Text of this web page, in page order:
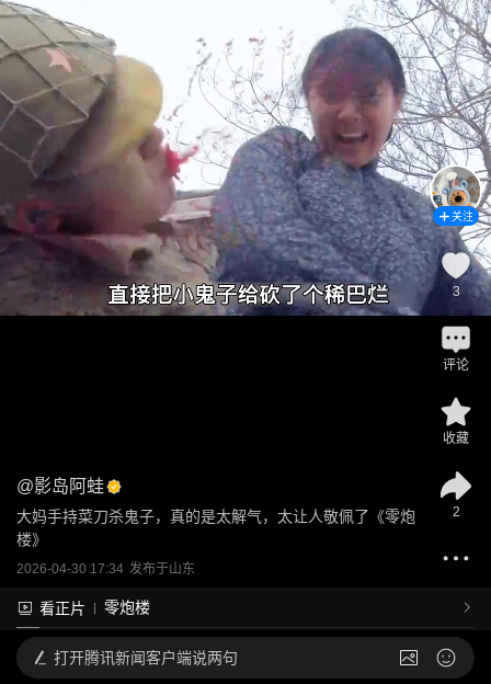
@影岛阿蛙
大妈手持菜刀杀鬼子，真的是太解气，太让人敬佩了《零炮
楼》
2026-04-30 17:34 发布于山东
看正片 零炮楼
关注
3
评论
收藏
2
打开腾讯新闻客户端说两句